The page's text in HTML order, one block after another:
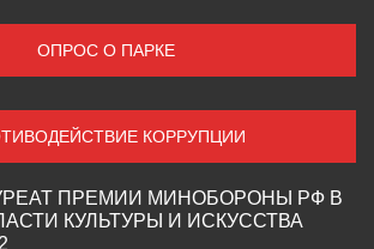
ОПРОС О ПАРКЕ
КОРРУПЦИИ
ПРЕМИИ МИНОБОРОНЫ РФ В
КУЛЬТУРЫ И ИСКУССТВА